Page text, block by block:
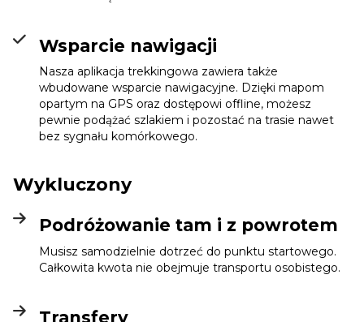
Wsparcie nawigacji
Nasza aplikacja trekkingowa zawiera także
wbudowane wsparcie nawigacyjne. Dzięki mapom
opartym na GPS oraz dostępowi offline, możesz
pewnie podążać szlakiem i pozostać na trasie nawet
bez sygnału komórkowego.
Wykluczony
Podróżowanie tam i z powrotem
Musisz samodzielnie dotrzeć do punktu startowego.
Całkowita kwota nie obejmuje transportu osobistego.
Transfery